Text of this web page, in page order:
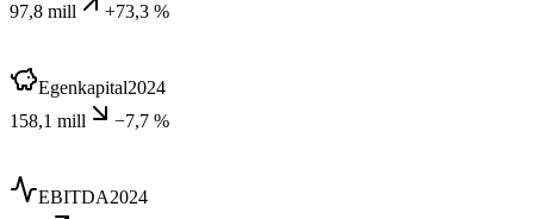
97,8 mill
+73,3 %
Egenkapital2024
158,1 mill
−7,7 %
EBITDA2024